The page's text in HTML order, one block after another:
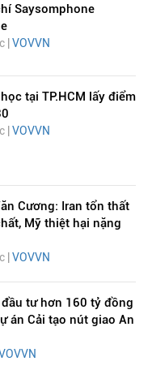
Saysomphone
| VOVVN
tại TP.HCM lấy điểm
| VOVVN
Cương: Iran tổn thất
Mỹ thiệt hại nặng
| VOVVN
tư hơn 160 tỷ đồng
án Cải tạo nút giao An